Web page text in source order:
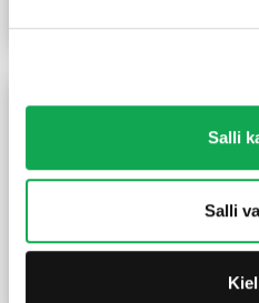
Salli
Salli
Lue lisää